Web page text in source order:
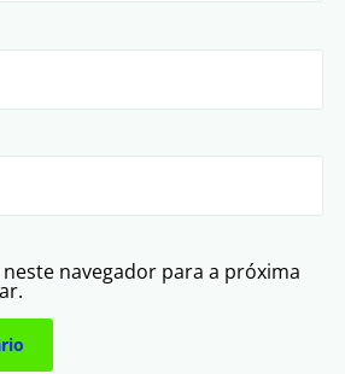
navegador para a próxima